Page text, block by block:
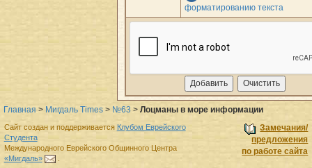
форматированию текста
Главная > Мигдаль Times > №63 > Лоцманы в море информации
Замечания/
предложения
по работе сайта
Сайт создан и поддерживается Клубом Еврейского
Студента
Международного Еврейского Общинного Центра
«Мигдаль»
.